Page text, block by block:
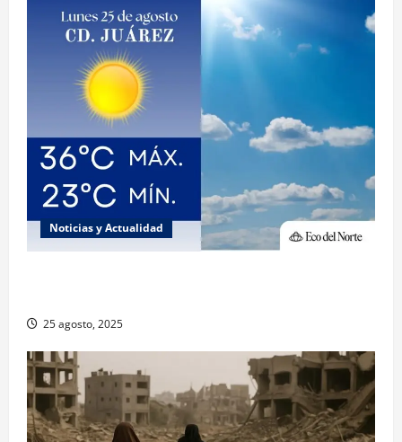
Noticias y Actualidad
25 agosto, 2025